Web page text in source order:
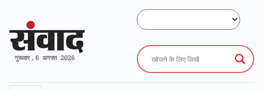
गुरूवार , 6 अगस्त 2026